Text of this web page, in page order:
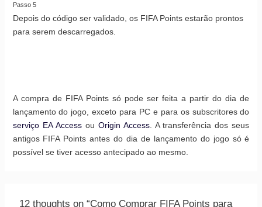
Passo 5
Depois do código ser validado, os FIFA Points estarão prontos
para serem descarregados.
A compra de FIFA Points só pode ser feita a partir do dia de
lançamento do jogo, exceto para PC e para os subscritores do
serviço EA Accessou Origin Access. A transferência dos seus
antigos FIFA Points antes do dia de lançamento do jogo só é
possível se tiver acesso antecipado ao mesmo.
12 thoughts on “Como Comprar FIFA Points para